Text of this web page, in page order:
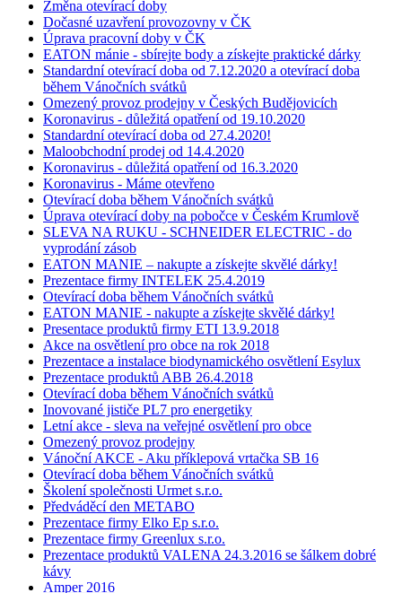
Změna otevírací doby
Dočasné uzavření provozovny v ČK
Úprava pracovní doby v ČK
EATON mánie - sbírejte body a získejte praktické dárky
Standardní otevírací doba od 7.12.2020 a otevírací doba
během Vánočních svátků
Omezený provoz prodejny v Českých Budějovicích
Koronavirus - důležitá opatření od 19.10.2020
Standardní otevírací doba od 27.4.2020!
Maloobchodní prodej od 14.4.2020
Koronavirus - důležitá opatření od 16.3.2020
Koronavirus - Máme otevřeno
Otevírací doba během Vánočních svátků
Úprava otevírací doby na pobočce v Českém Krumlově
SLEVA NA RUKU - SCHNEIDER ELECTRIC - do
vyprodání zásob
EATON MANIE – nakupte a získejte skvělé dárky!
Prezentace firmy INTELEK 25.4.2019
Otevírací doba během Vánočních svátků
EATON MANIE - nakupte a získejte skvělé dárky!
Presentace produktů firmy ETI 13.9.2018
Akce na osvětlení pro obce na rok 2018
Prezentace a instalace biodynamického osvětlení Esylux
Prezentace produktů ABB 26.4.2018
Otevírací doba během Vánočních svátků
Inovované jističe PL7 pro energetiky
Letní akce - sleva na veřejné osvětlení pro obce
Omezený provoz prodejny
Vánoční AKCE - Aku příklepová vrtačka SB 16
Otevírací doba během Vánočních svátků
Školení společnosti Urmet s.r.o.
Předváděcí den METABO
Prezentace firmy Elko Ep s.r.o.
Prezentace firmy Greenlux s.r.o.
Prezentace produktů VALENA 24.3.2016 se šálkem dobré
kávy
Amper 2016